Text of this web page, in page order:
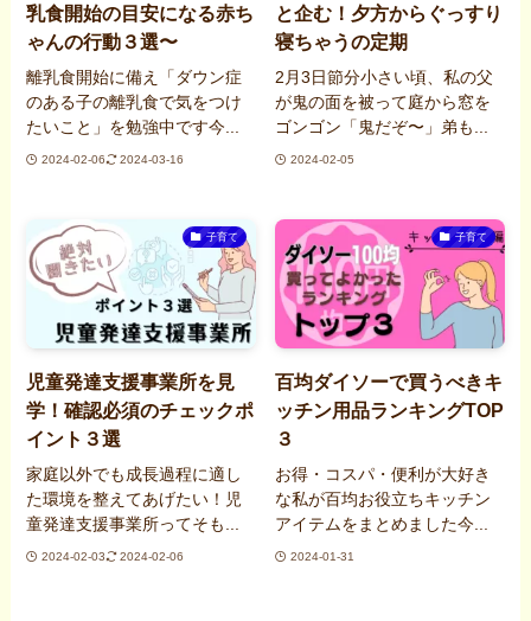
乳食開始の目安になる赤ち
ゃんの行動３選〜
離乳食開始に備え「ダウン症
のある子の離乳食で気をつけ
たいこと」を勉強中です今...
2024-02-06 2024-03-16
と企む！夕方からぐっすり
寝ちゃうの定期
2月3日節分小さい頃、私の父
が鬼の面を被って庭から窓を
ゴンゴン「鬼だぞ〜」弟も...
2024-02-05
子育て
児童発達支援事業所を見
学！確認必須のチェックポ
イント３選
家庭以外でも成長過程に適し
た環境を整えてあげたい！児
童発達支援事業所ってそも...
2024-02-03 2024-02-06
子育て
百均ダイソーで買うべきキ
ッチン用品ランキングTOP
３
お得・コスパ・便利が大好き
な私が百均お役立ちキッチン
アイテムをまとめました今...
2024-01-31